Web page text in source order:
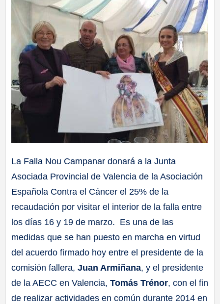
La Falla Nou Campanar donará a la Junta
Asociada Provincial de Valencia de la Asociación
Española Contra el Cáncer el 25% de la
recaudación por visitar el interior de la falla entre
los días 16 y 19 de marzo. Es una de las
medidas que se han puesto en marcha en virtud
del acuerdo firmado hoy entre el presidente de la
comisión fallera,Juan Armiñana, y el presidente
de la AECC en Valencia,Tomás Trénor, con el fin
de realizar actividades en común durante 2014 en